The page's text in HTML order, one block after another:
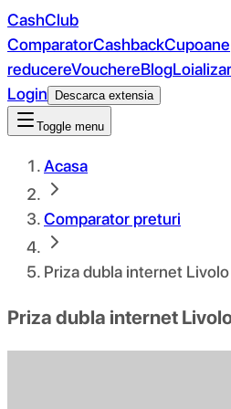
CashClub
ComparatorCashbackCupoane
reducereVouchereBlog
Login
Descarca extensia
Toggle menu
Acasa
Comparator preturi
Priza dubla internet
Priza dubla internet